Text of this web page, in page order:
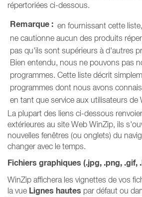
répertoriées ci-dessous.
Remarque : en fournissant cette
ne cautionne aucun des produits
pas qu'ils sont supérieurs à d'autres
Bien entendu, nous ne pouvons pas
programmes. Cette liste décrit
programmes dont nous avons
en tant que service aux utilisateurs de
La plupart des liens ci-dessous
extérieures au site Web WinZip, ils
nouvelles fenêtres (ou onglets) du
changer avec le temps.
Fichiers graphiques (.jpg, .png, .gif,
WinZip affichera les vignettes de vos
la vue Lignes hautes par défaut ou